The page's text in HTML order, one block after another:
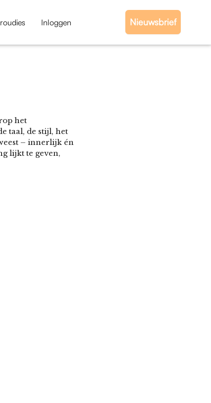
Inloggen Nieuwsbrief
het
taal, de stijl, het
– innerlijk én
lijkt te geven,